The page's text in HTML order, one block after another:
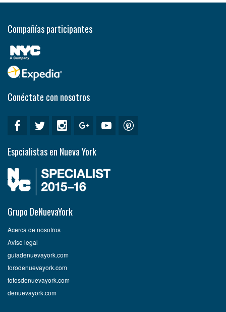
Compañías participantes
Conéctate con nosotros
Espcialistas en Nueva York
Grupo DeNuevaYork
Acerca de nosotros
Aviso legal
guiadenuevayork.com
forodenuevayork.com
fotosdenuevayork.com
denuevayork.com